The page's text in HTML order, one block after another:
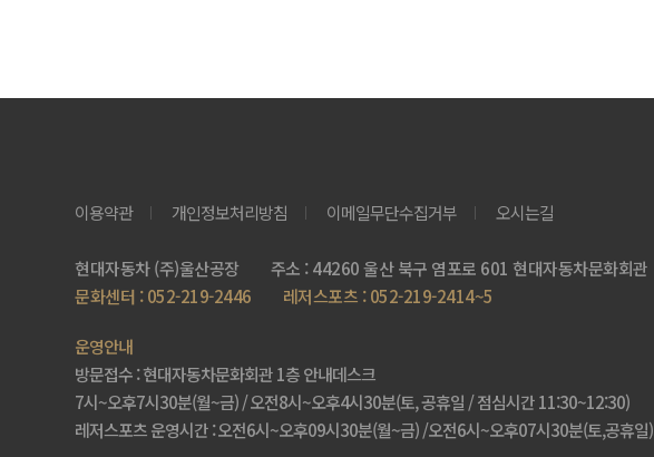
이용약관 개인정보처리방침 이메일무단수집거부 오시는길
현대자동차 (주)울산공장 주소 : 44260 울산 북구 염포로 601 현대자동차문화회관
문화센터 : 052-219-2446
레저스포츠 : 052-219-2414~5
운영안내
방문접수 : 현대자동차문화회관 1층 안내데스크
7시~오후7시30분(월~금) /오전8시~오후4시30분(토, 공휴일 / 점심시간 11:30~12:30)
레저스포츠 운영시간 :오전6시~오후09시30분(월~금) /오전6시~오후07시30분(토,공휴일)